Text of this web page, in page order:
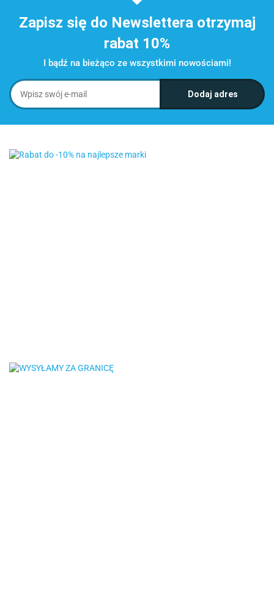
Zapisz się do Newslettera otrzymaj
rabat 10%
I bądź na bieżąco ze wszystkimi nowościami!